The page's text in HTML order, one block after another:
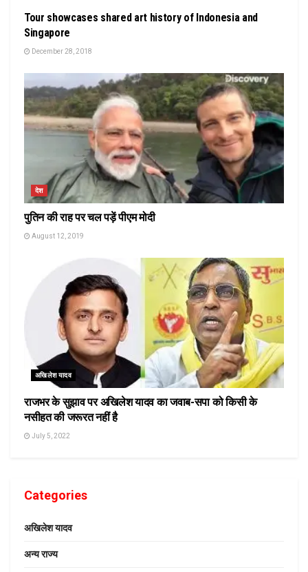
Tour showcases shared art history of Indonesia and
Singapore
December 28, 2018
देश
पुतिन की राह पर चल पड़ें पीएम मोदी
August 12, 2019
अखिलेश यादव
राजभर के सुझाव पर अखिलेश यादव का जवाब-सपा को किसी के
नसीहत की जरूरत नहीं है
July 5, 2022
Categories
अखिलेश यादव
अन्य राज्य